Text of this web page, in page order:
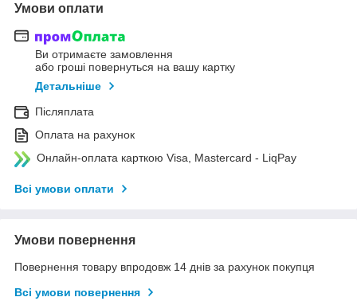
Умови оплати
Ви отримаєте замовлення
або гроші повернуться на вашу картку
Детальніше
Післяплата
Оплата на рахунок
Онлайн-оплата карткою Visa, Mastercard - LiqPay
Всі умови оплати
Умови повернення
Повернення товару впродовж 14 днів за рахунок покупця
Всі умови повернення